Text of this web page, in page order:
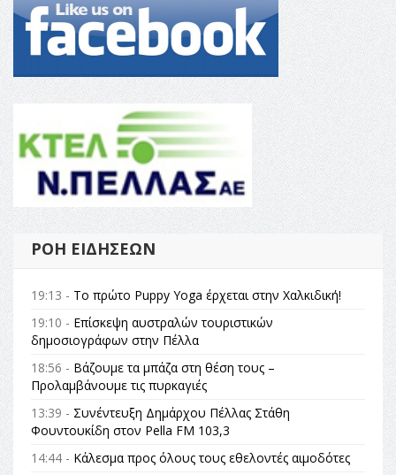
ΡΟΉ ΕΙΔΉΣΕΩΝ
19:13 - Το πρώτο Puppy Yoga έρχεται στην Χαλκιδική!
19:10 - Επίσκεψη αυστραλών τουριστικών
δημοσιογράφων στην Πέλλα
18:56 - Βάζουμε τα μπάζα στη θέση τους –
Προλαμβάνουμε τις πυρκαγιές
13:39 - Συνέντευξη Δημάρχου Πέλλας Στάθη
Φουντουκίδη στον Pella FM 103,3
14:44 - Κάλεσμα προς όλους τους εθελοντές αιμοδότες